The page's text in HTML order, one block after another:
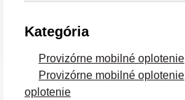
Kategória
Provizórne mobilné oplotenie
Provizórne mobilné oplotenie
oplotenie